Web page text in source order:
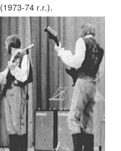
(1973-74 г.г.).